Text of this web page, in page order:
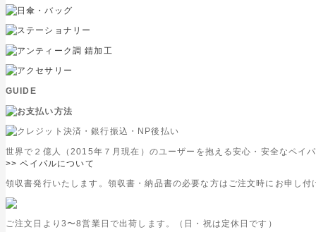
GUIDE
世界で２億人（2015年７月現在）のユーザーを抱える安心・安全なペイ
>> ペイパルについて
領収書発行いたします。領収書・納品書の必要な方はご注文時にお申し
ご注文日より3〜8営業日で出荷します。（日・祝は定休日です）